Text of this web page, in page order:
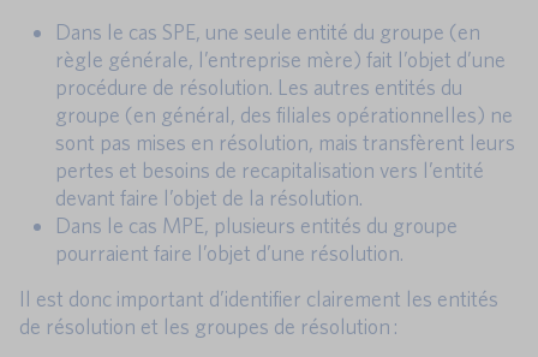
Dans le cas SPE, une seule entité du groupe (en
règle générale, l’entreprise mère) fait l’objet d’une
procédure de résolution. Les autres entités du
groupe (en général, des filiales opérationnelles) ne
sont pas mises en résolution, mais transfèrent leurs
pertes et besoins de recapitalisation vers l’entité
devant faire l’objet de la résolution.
Dans le cas MPE, plusieurs entités du groupe
pourraient faire l’objet d’une résolution.
Il est donc important d’identifier clairement les entités
de résolution et les groupes de résolution :